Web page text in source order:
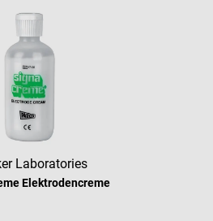
Laboratories
Elektrodencreme